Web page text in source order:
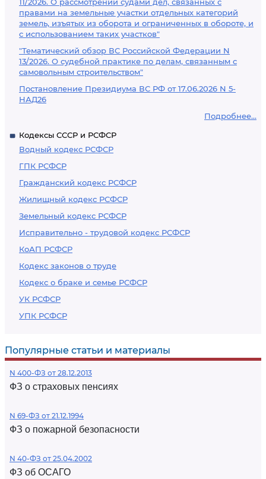
правами на земельные участки отдельных категорий
земель, изъятых из оборота и ограниченных в обороте, и
с использованием таких участков"
"Тематический обзор ВС Российской Федерации N
13/2026. О судебной практике по делам, связанным с
самовольным строительством"
Постановление Президиума ВС РФ от 17.06.2026 N 5-
НАД26
Подробнее...
Кодексы СССР и РСФСР
Водный кодекс РСФСР
ГПК РСФСР
Гражданский кодекс РСФСР
Жилищный кодекс РСФСР
Земельный кодекс РСФСР
Исправительно - трудовой кодекс РСФСР
КоАП РСФСР
Кодекс законов о труде
Кодекс о браке и семье РСФСР
УК РСФСР
УПК РСФСР
Популярные статьи и материалы
N 400-ФЗ от 28.12.2013
ФЗ о страховых пенсиях
N 69-ФЗ от 21.12.1994
ФЗ о пожарной безопасности
N 40-ФЗ от 25.04.2002
ФЗ об ОСАГО